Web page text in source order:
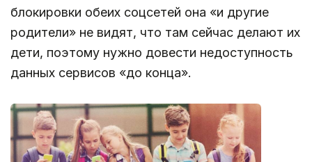
блокировки обеих соцсетей она «и другие
родители» не видят, что там сейчас делают их
дети, поэтому нужно довести недоступность
данных сервисов «до конца».